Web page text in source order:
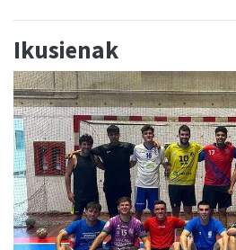
Ikusienak